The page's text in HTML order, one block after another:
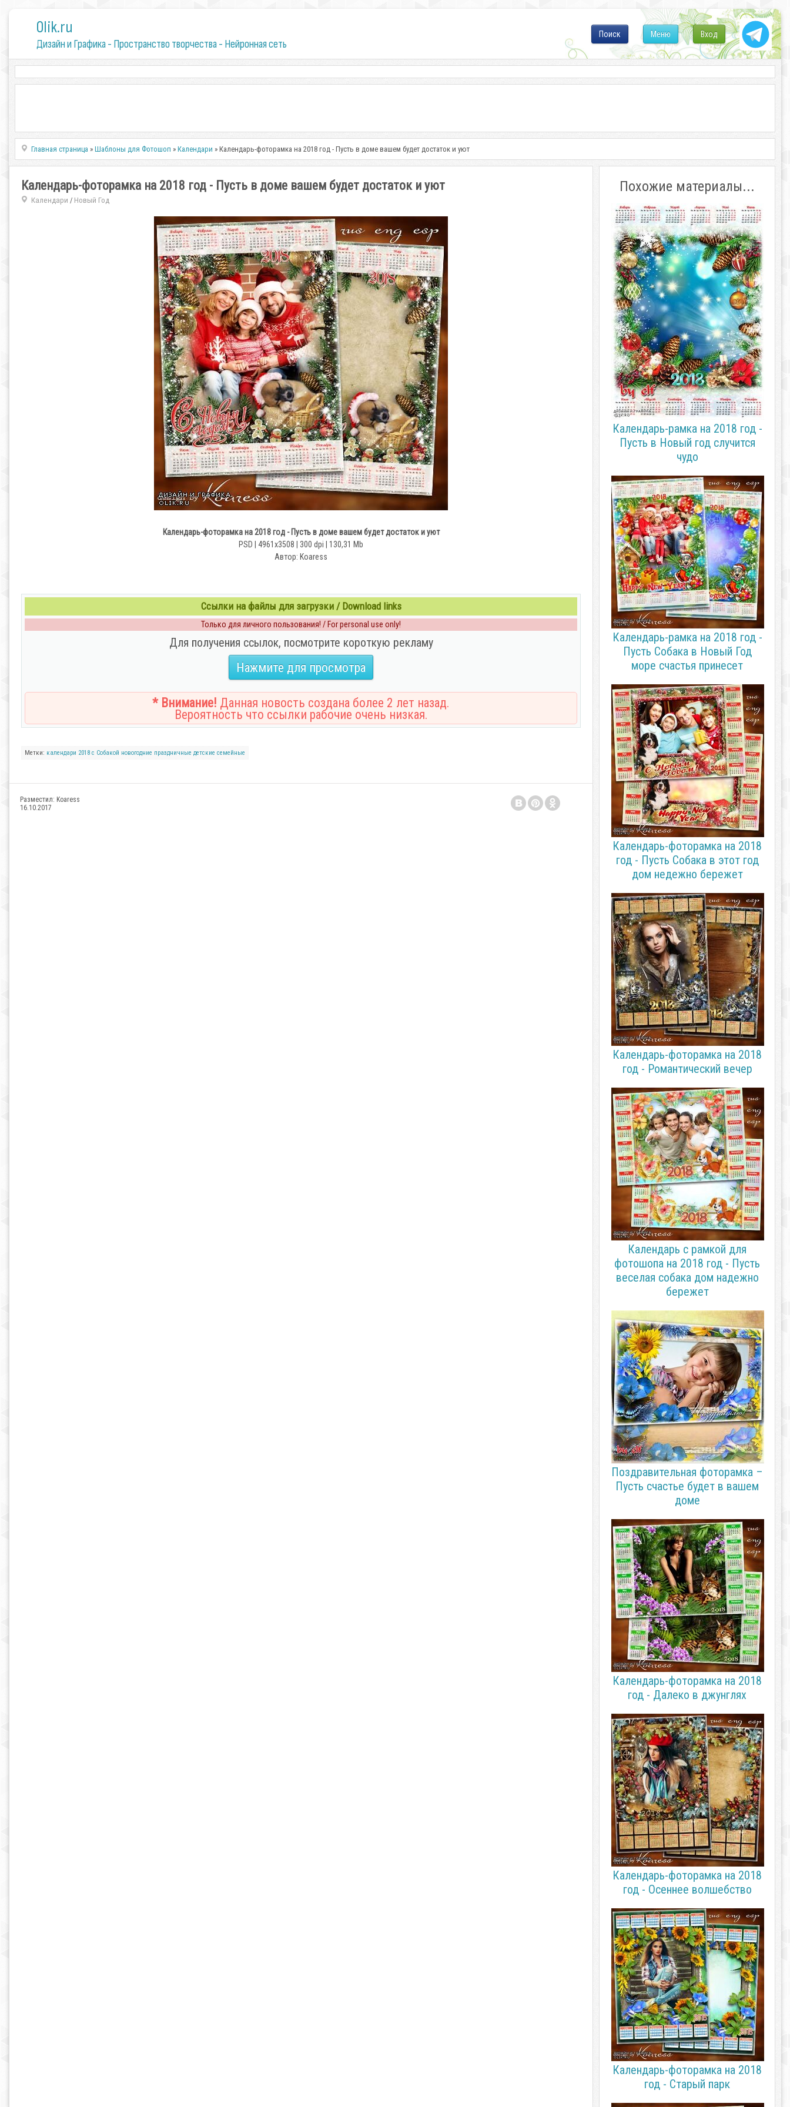
0lik.ru
Дизайн и Графика - Пространство творчества - Нейронная сеть
Вход
Меню
Поиск
Главная страница »Шаблоны для Фотошоп »Календари » Календарь-фоторамка на 2018 год - Пусть в доме вашем будет достаток и уют
Календарь-фоторамка на 2018 год - Пусть в доме вашем будет достаток и уют
Календари / Новый Год
Календарь-фоторамка на 2018 год - Пусть в доме вашем будет достаток и уют
PSD | 4961x3508 | 300 dpi | 130,31 Mb
Автор: Koaress
Ссылки на файлы для загрузки / Download links
Только для личного пользования! / For personal use only!
Для получения ссылок, посмотрите короткую рекламу
Нажмите для просмотра
* Внимание! Данная новость создана более 2 лет назад.
Вероятность что ссылки рабочие очень низкая.
Метки: календари 2018 с Собакой новогодние праздничные детские семейные
Разместил: Koaress
16.10.2017
Похожие материалы...
Календарь-рамка на 2018 год -
Пусть в Новый год случится
чудо
Календарь-рамка на 2018 год -
Пусть Собака в Новый Год
море счастья принесет
Календарь-фоторамка на 2018
год - Пусть Собака в этот год
дом недежно бережет
Календарь-фоторамка на 2018
год - Романтический вечер
Календарь с рамкой для
фотошопа на 2018 год - Пусть
веселая собака дом надежно
бережет
Поздравительная фоторамка –
Пусть счастье будет в вашем
доме
Календарь-фоторамка на 2018
год - Далеко в джунглях
Календарь-фоторамка на 2018
год - Осеннее волшебство
Календарь-фоторамка на 2018
год - Старый парк